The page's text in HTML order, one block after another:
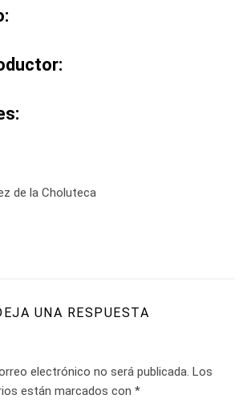
de la Choluteca
UNA RESPUESTA
electrónico no será publicada. Los
están marcados con *